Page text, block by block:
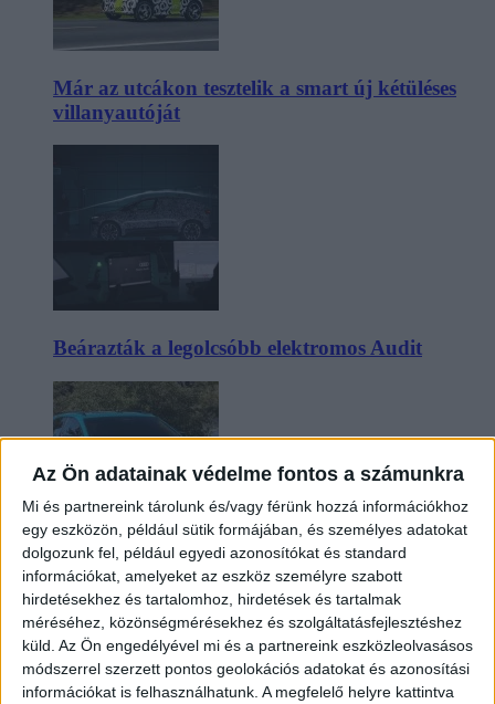
Az Ön adatainak védelme fontos a számunkra
Mi és partnereink tárolunk és/vagy férünk hozzá információkhoz
egy eszközön, például sütik formájában, és személyes adatokat
dolgozunk fel, például egyedi azonosítókat és standard
információkat, amelyeket az eszköz személyre szabott
hirdetésekhez és tartalomhoz, hirdetések és tartalmak
méréséhez, közönségmérésekhez és szolgáltatásfejlesztéshez
küld. Az Ön engedélyével mi és a partnereink eszközleolvasásos
módszerrel szerzett pontos geolokációs adatokat és azonosítási
információkat is felhasználhatunk. A megfelelő helyre kattintva
Már az utcákon tesztelik a smart új kétüléses
villanyautóját
Beárazták a legolcsóbb elektromos Audit
Két év sem kellett: máris nyugdíjba küldi utolsó
amerikai villanyautóját a Honda